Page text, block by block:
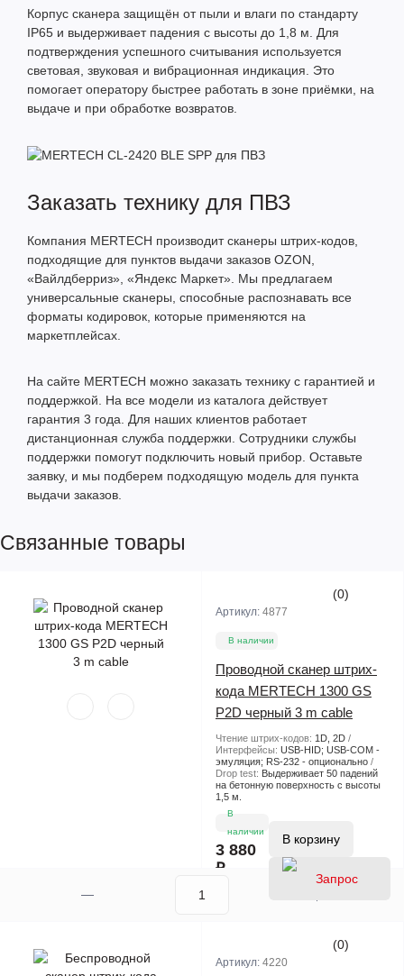
Корпус сканера защищён от пыли и влаги по стандарту
IP65 и выдерживает падения с высоты до 1,8 м. Для
подтверждения успешного считывания используется
световая, звуковая и вибрационная индикация. Это
помогает оператору быстрее работать в зоне приёмки, на
выдаче и при обработке возвратов.
Заказать технику для ПВЗ
Компания MERTECH производит сканеры штрих-кодов,
подходящие для пунктов выдачи заказов OZON,
«Вайлдберриз», «Яндекс Маркет». Мы предлагаем
универсальные сканеры, способные распознавать все
форматы кодировок, которые применяются на
маркетплейсах.
На сайте MERTECH можно заказать технику с гарантией и
поддержкой. На все модели из каталога действует
гарантия 3 года. Для наших клиентов работает
дистанционная служба поддержки. Сотрудники службы
поддержки помогут подключить новый прибор. Оставьте
заявку, и мы подберем подходящую модель для пункта
выдачи заказов.
Связанные товары
(0)
Артикул: 4877
В наличии
Проводной сканер штрих-
кода MERTECH 1300 GS
P2D черный 3 m cable
Чтение штрих-кодов: 1D, 2D
Интерфейсы: USB-HID; USB-COM -
эмуляция; RS-232 - опционально
Drop test: Выдерживает 50 падений
на бетонную поверхность с высоты
1,5 м.
В
наличии
3 880
₽
В корзину
(0)
Артикул: 4220